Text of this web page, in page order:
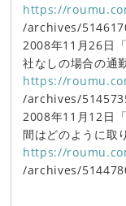
https://
/archives/
2008年11月26日
社なしの場合の通
https://
/archives/
2008年11月12日
間はどのように取
https://
/archives/